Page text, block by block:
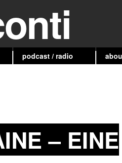
podcast / radio
– EINE